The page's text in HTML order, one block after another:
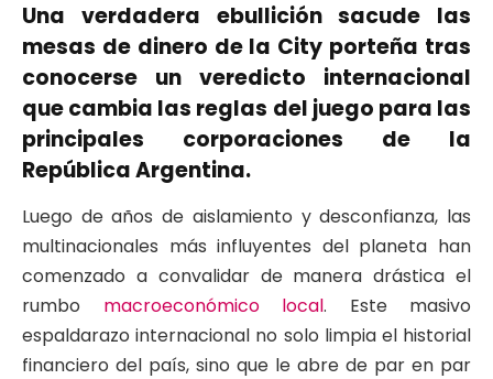
Una verdadera ebullición sacude las
mesas de dinero de la City porteña tras
conocerse un veredicto internacional
que cambia las reglas del juego para las
principales corporaciones de la
República Argentina.
Luego de años de aislamiento y desconfianza, las
multinacionales más influyentes del planeta han
comenzado a convalidar de manera drástica el
rumbo macroeconómico local. Este masivo
espaldarazo internacional no solo limpia el historial
financiero del país, sino que le abre de par en par